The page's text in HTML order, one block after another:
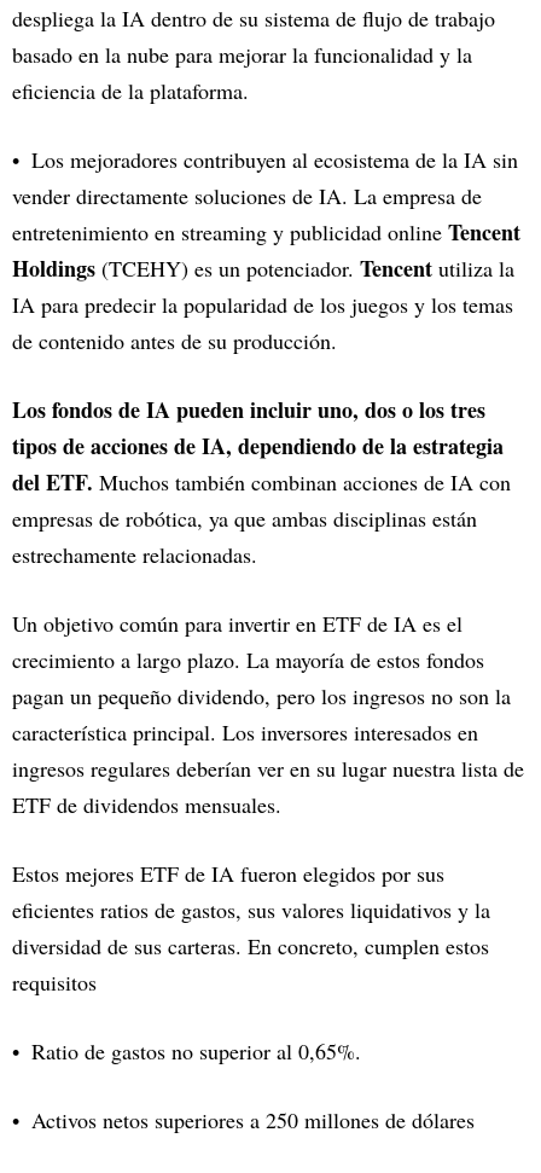
despliega la IA dentro de su sistema de flujo de trabajo
basado en la nube para mejorar la funcionalidad y la
eficiencia de la plataforma.
Los mejoradores contribuyen al ecosistema de la IA sin
vender directamente soluciones de IA. La empresa de
entretenimiento en streaming y publicidad online Tencent
Holdings (TCEHY) es un potenciador. Tencent utiliza la
IA para predecir la popularidad de los juegos y los temas
de contenido antes de su producción.
Los fondos de IA pueden incluir uno, dos o los tres
tipos de acciones de IA, dependiendo de la estrategia
del ETF. Muchos también combinan acciones de IA con
empresas de robótica, ya que ambas disciplinas están
estrechamente relacionadas.
Un objetivo común para invertir en ETF de IA es el
crecimiento a largo plazo. La mayoría de estos fondos
pagan un pequeño dividendo, pero los ingresos no son la
característica principal. Los inversores interesados en
ingresos regulares deberían ver en su lugar nuestra lista de
ETF de dividendos mensuales.
Estos mejores ETF de IA fueron elegidos por sus
eficientes ratios de gastos, sus valores liquidativos y la
diversidad de sus carteras. En concreto, cumplen estos
requisitos
Ratio de gastos no superior al 0,65%.
Activos netos superiores a 250 millones de dólares